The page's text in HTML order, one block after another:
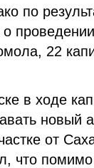
по
22
в ходе
новый
от
что